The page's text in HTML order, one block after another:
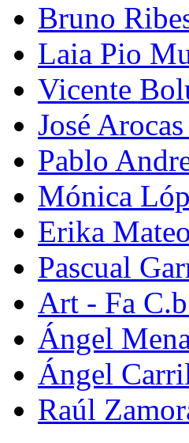
Bruno
Laia Pio
Vicente
José
Pablo
Mónica
Erika
Pascual
Art - Fa
Ángel
Ángel
Raúl